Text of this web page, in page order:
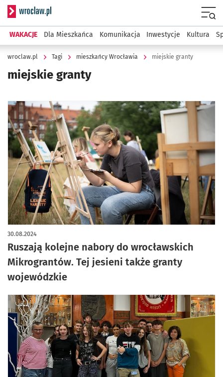
Serwis informacyjny wroclaw.pl
WAKACJE Dla Mieszkańca Komunikacja Inwestycje Kultura
wroclaw.pl Tagi mieszkańcy Wrocławia miejskie granty
miejskie granty
Ruszają kolejne nabory do wrocławskich
Mikrograntów. Tej jesieni także granty
wojewódzkie
30.08.2024